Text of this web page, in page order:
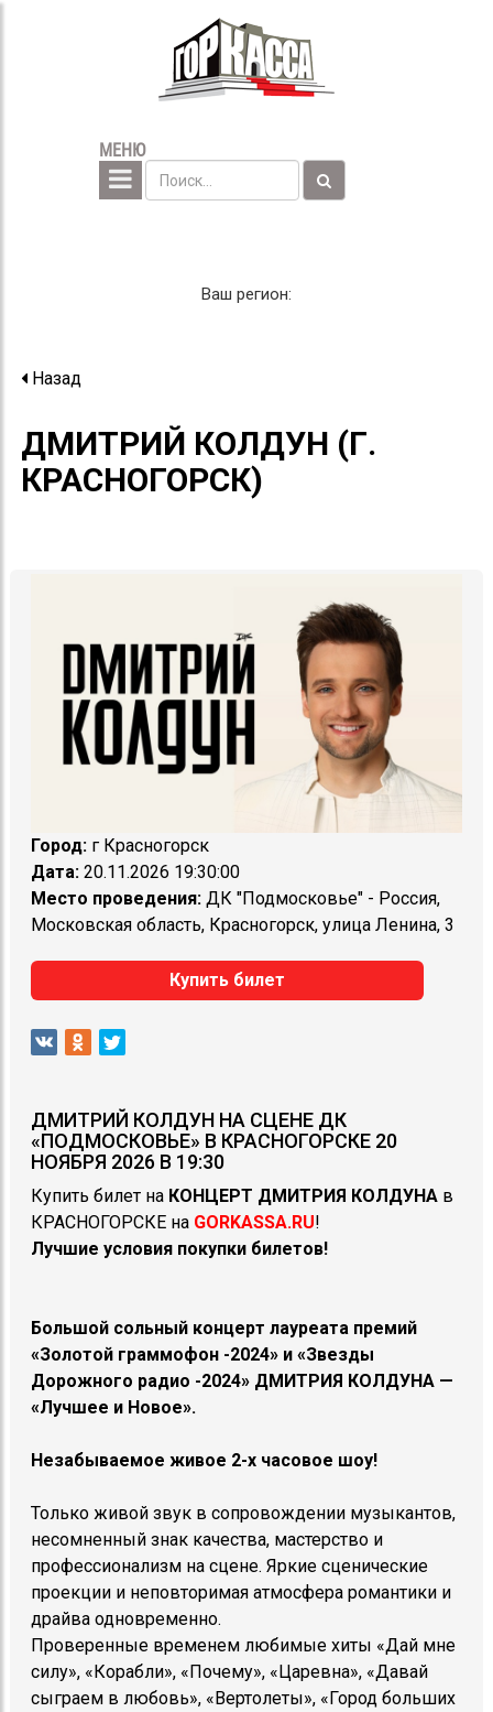
МЕНЮ
Ваш регион:
Назад
ДМИТРИЙ КОЛДУН (Г.
КРАСНОГОРСК)
Город: г Красногорск
Дата: 20.11.2026 19:30:00
Место проведения: ДК "Подмосковье" - Россия,
Московская область, Красногорск, улица Ленина, 3
Купить билет
ДМИТРИЙ КОЛДУН НА СЦЕНЕ ДК
«ПОДМОСКОВЬЕ» В КРАСНОГОРСКЕ 20
НОЯБРЯ 2026 В 19:30
Купить билет на КОНЦЕРТ ДМИТРИЯ КОЛДУНА в
КРАСНОГОРСКЕ на GORKASSA.RU!
Лучшие условия покупки билетов!
Большой сольный концерт лауреата премий
«Золотой граммофон -2024» и «Звезды
Дорожного радио -2024» ДМИТРИЯ КОЛДУНА —
«Лучшее и Новое».
Незабываемое живое 2-х часовое шоу!
Только живой звук в сопровождении музыкантов,
несомненный знак качества, мастерство и
профессионализм на сцене. Яркие сценические
проекции и неповторимая атмосфера романтики и
драйва одновременно.
Проверенные временем любимые хиты «Дай мне
силу», «Корабли», «Почему», «Царевна», «Давай
сыграем в любовь», «Вертолеты», «Город больших